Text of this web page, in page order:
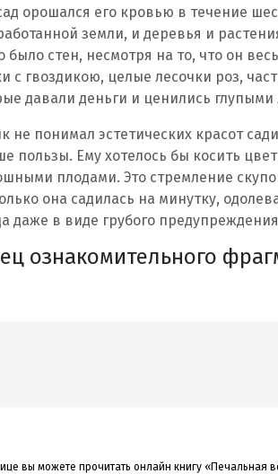
орошался его кровью в течение
земли, и деревья и
было стен, несмотря на то, что он
с гвоздикою, целые лесочки роз,
давали деньги и ценились
не понимал эстетических красот
пользы. Ему хотелось бы косить
плодами. Это стремление
она садилась на минутку,
даже в виде грубого
ознакомительного
вы можете прочитать онлайн книгу «Печальная